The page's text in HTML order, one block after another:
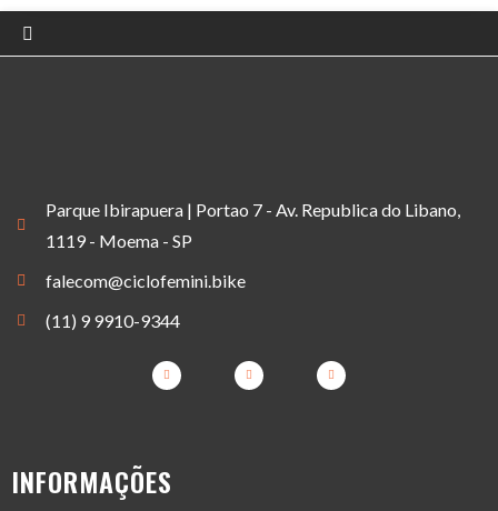
Parque Ibirapuera | Portao 7 - Av. Republica do Libano,
1119 - Moema - SP
falecom@ciclofemini.bike
(11) 9 9910-9344
INFORMAÇÕES